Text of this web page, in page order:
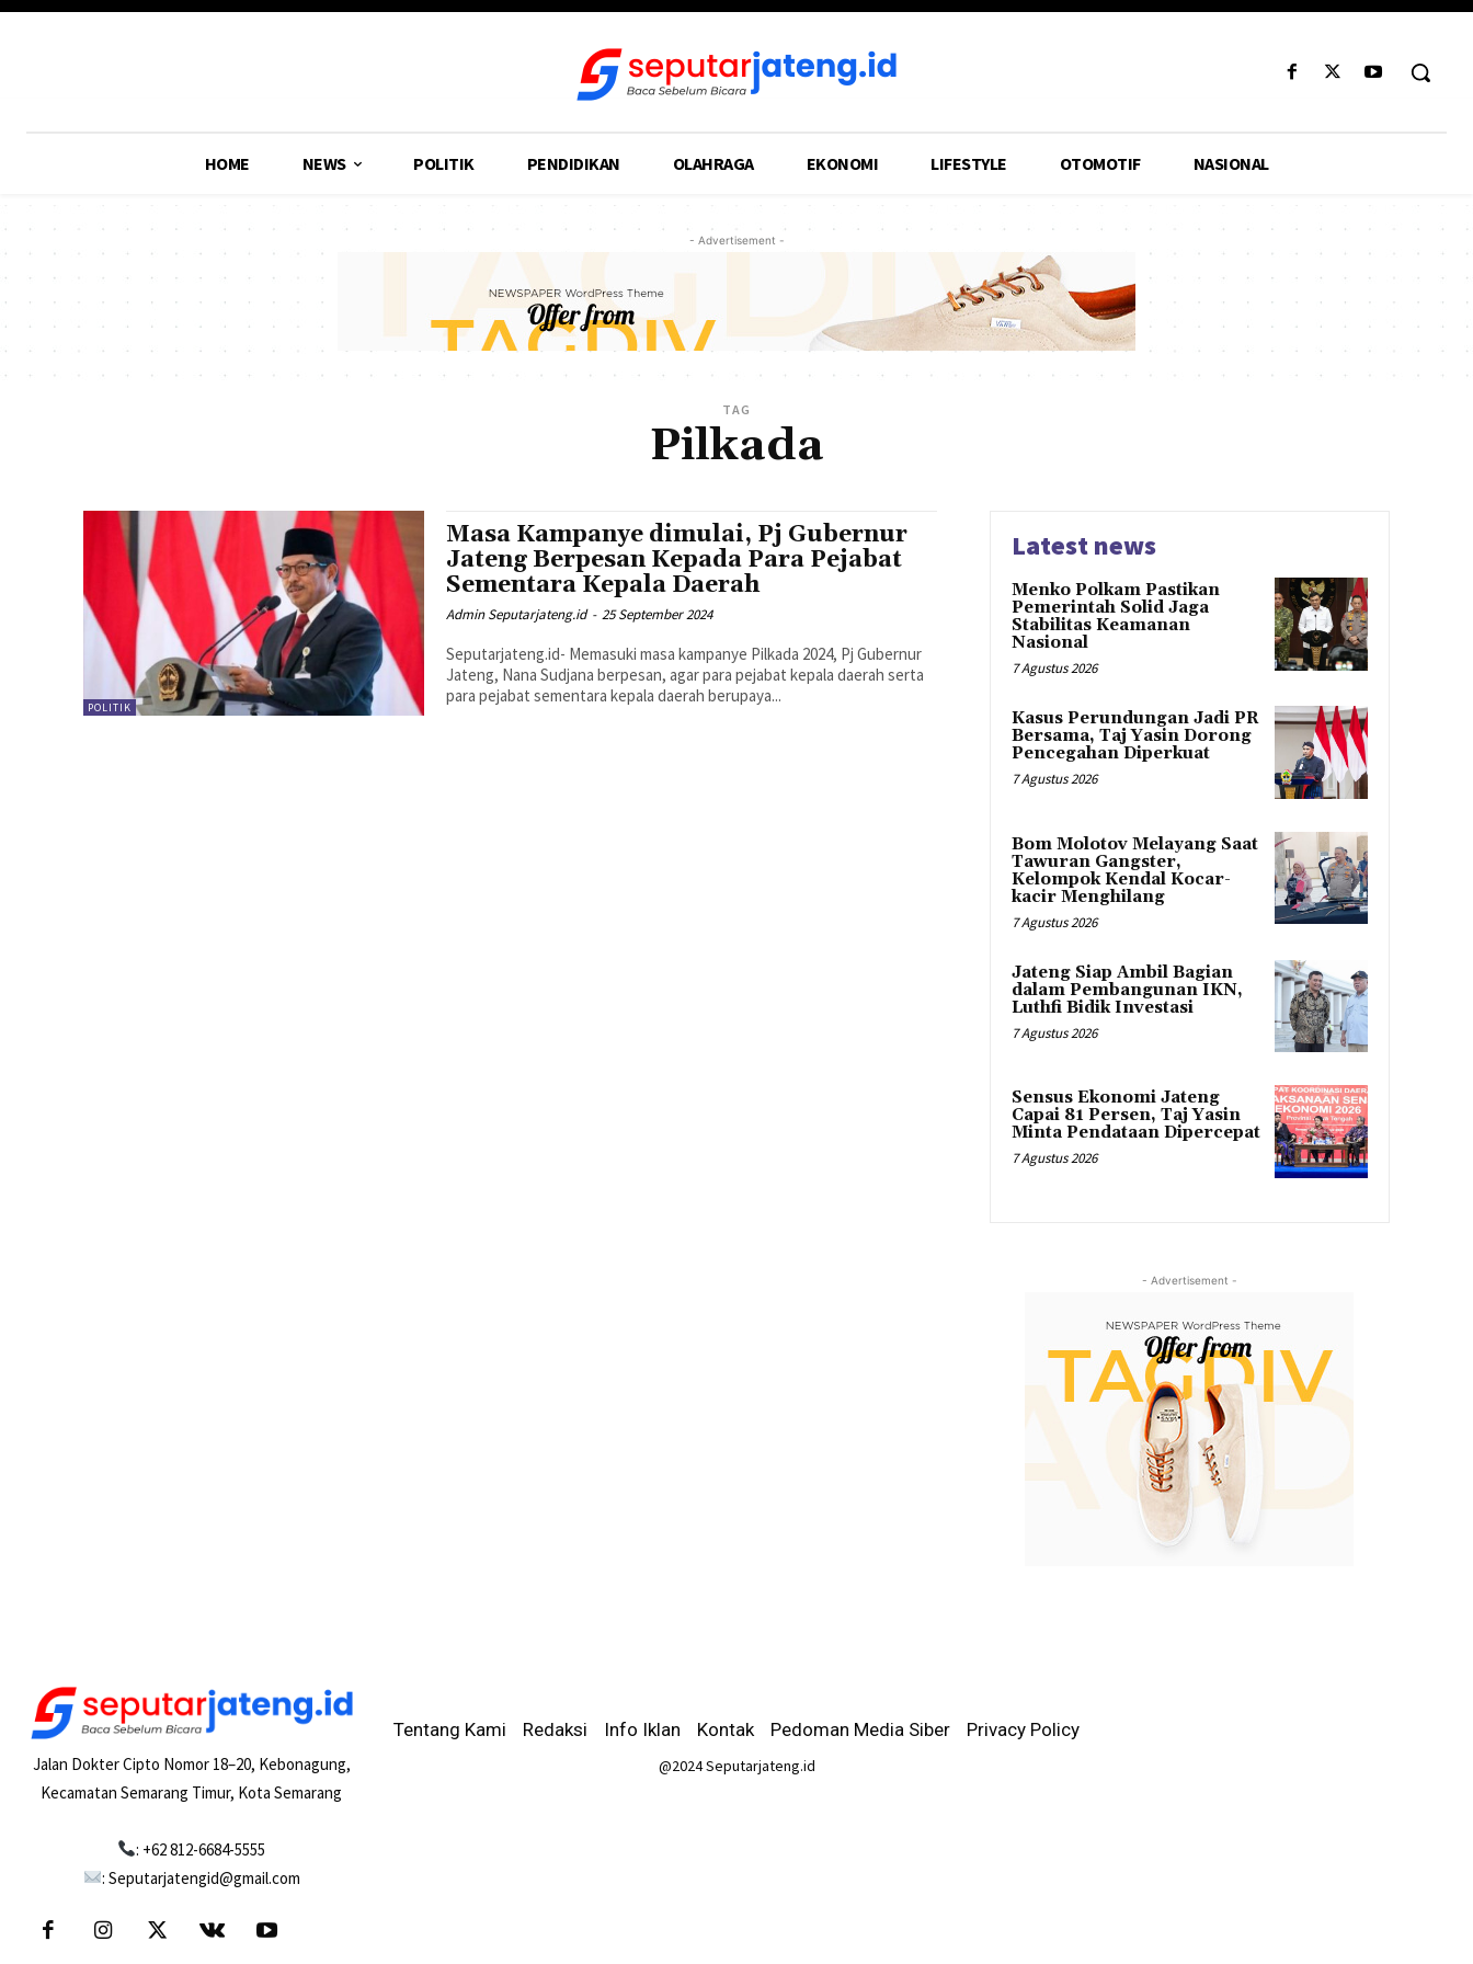
HOME NEWS POLITIK PENDIDIKAN OLAHRAGA EKONOMI LIFESTYLE OTOMOTIF NASIONAL
- Advertisement -
TAG
Pilkada
POLITIK
Masa Kampanye dimulai, Pj Gubernur
Jateng Berpesan Kepada Para Pejabat
Sementara Kepala Daerah
Admin Seputarjateng.id - 25 September 2024
Seputarjateng.id- Memasuki masa kampanye Pilkada 2024, Pj Gubernur
Jateng, Nana Sudjana berpesan, agar para pejabat kepala daerah serta
para pejabat sementara kepala daerah berupaya...
Latest news
Menko Polkam Pastikan
Pemerintah Solid Jaga
Stabilitas Keamanan
Nasional
7 Agustus 2026
Kasus Perundungan Jadi PR
Bersama, Taj Yasin Dorong
Pencegahan Diperkuat
7 Agustus 2026
Bom Molotov Melayang Saat
Tawuran Gangster,
Kelompok Kendal Kocar-
kacir Menghilang
7 Agustus 2026
Jateng Siap Ambil Bagian
dalam Pembangunan IKN,
Luthfi Bidik Investasi
7 Agustus 2026
Sensus Ekonomi Jateng
Capai 81 Persen, Taj Yasin
Minta Pendataan Dipercepat
7 Agustus 2026
- Advertisement -
Jalan Dokter Cipto Nomor 18–20, Kebonagung,
Kecamatan Semarang Timur, Kota Semarang
: +62 812-6684-5555
: Seputarjatengid@gmail.com
Tentang Kami Redaksi Info Iklan Kontak Pedoman Media Siber Privacy Policy
@2024 Seputarjateng.id